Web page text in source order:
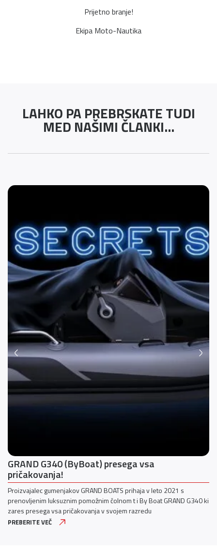
Prijetno branje!
Ekipa Moto-Nautika
LAHKO PA PREBRSKATE TUDI
MED NAŠIMI ČLANKI...
GRAND G340 (ByBoat) presega vsa
pričakovanja!
Proizvajalec gumenjakov GRAND BOATS prihaja v leto 2021 s
prenovljenim luksuznim pomožnim čolnom t i By Boat GRAND G340 ki
zares presega vsa pričakovanja v svojem razredu
PREBERITE VEČ